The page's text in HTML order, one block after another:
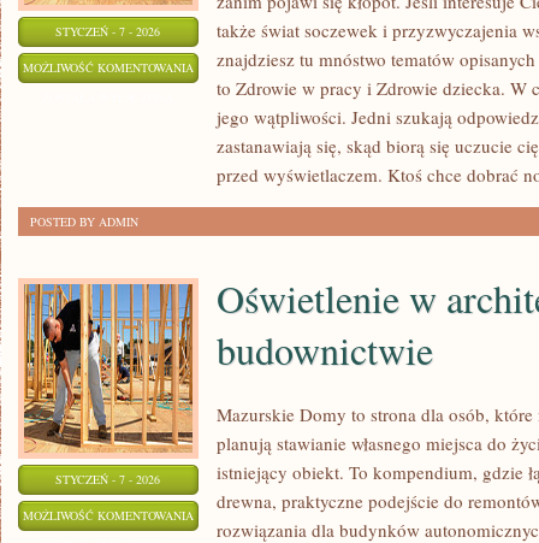
STYCZEŃ - 7 - 2026
MOŻLIWOŚĆ KOMENTOWANIA ZDROWIE
KOBIET
także świat soczewek i przyzwyczajenia
znajdziesz tu mnóstwo tematów
to Zdrowie w pracy i Zdrowie dziecka. W
jego wątpliwości. Jedni szukają
zastanawiają się, skąd biorą się uczucie
przed wyświetlaczem. Ktoś chce dobrać
POSTED BY ADMIN
STYCZEŃ - 7 - 2026
MOŻLIWOŚĆ KOMENTOWANIA
Oświetlenie w
budownictwie
Mazurskie Domy to strona dla osób,
planują stawianie własnego miejsca do
istniejący obiekt. To kompendium, gdzie
drewna, praktyczne podejście do
rozwiązania dla budynków